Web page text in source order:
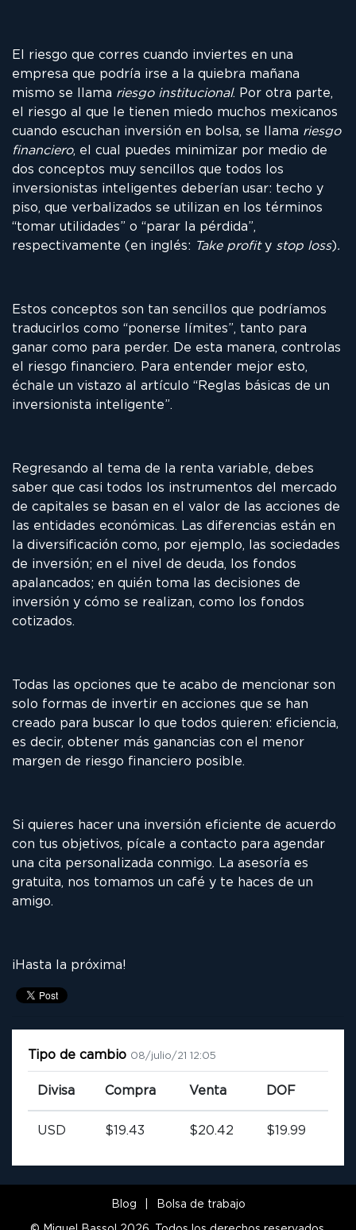
El riesgo que corres cuando inviertes en una
empresa que podría irse a la quiebra mañana
mismo se llama riesgo institucional. Por otra parte,
el riesgo al que le tienen miedo muchos mexicanos
cuando escuchan inversión en bolsa, se llama riesgo
financiero, el cual puedes minimizar por medio de
dos conceptos muy sencillos que todos los
inversionistas inteligentes deberían usar: techo y
piso, que verbalizados se utilizan en los términos
“tomar utilidades” o “parar la pérdida”,
respectivamente (en inglés: Take profity stop loss).
Estos conceptos son tan sencillos que podríamos
traducirlos como “ponerse límites”, tanto para
ganar como para perder. De esta manera, controlas
el riesgo financiero. Para entender mejor esto,
échale un vistazo al artículo “Reglas básicas de un
inversionista inteligente”.
Regresando al tema de la renta variable, debes
saber que casi todos los instrumentos del mercado
de capitales se basan en el valor de las acciones de
las entidades económicas. Las diferencias están en
la diversificación como, por ejemplo, las sociedades
de inversión; en el nivel de deuda, los fondos
apalancados; en quién toma las decisiones de
inversión y cómo se realizan, como los fondos
cotizados.
Todas las opciones que te acabo de mencionar son
solo formas de invertir en acciones que se han
creado para buscar lo que todos quieren: eficiencia,
es decir, obtener más ganancias con el menor
margen de riesgo financiero posible.
Si quieres hacer una inversión eficiente de acuerdo
con tus objetivos, pícale a contacto para agendar
una cita personalizada conmigo. La asesoría es
gratuita, nos tomamos un café y te haces de un
amigo.
¡Hasta la próxima!
Tipo de cambio 08/julio/21 12:05
Divisa Compra Venta DOF
USD $19.43 $20.42 $19.99
Blog Bolsa de trabajo